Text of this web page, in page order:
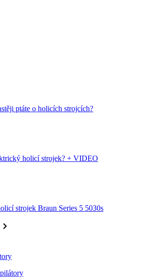
ptáte o holicích strojcích?
holicí strojek? + VIDEO
strojek Braun Series 5 5030s